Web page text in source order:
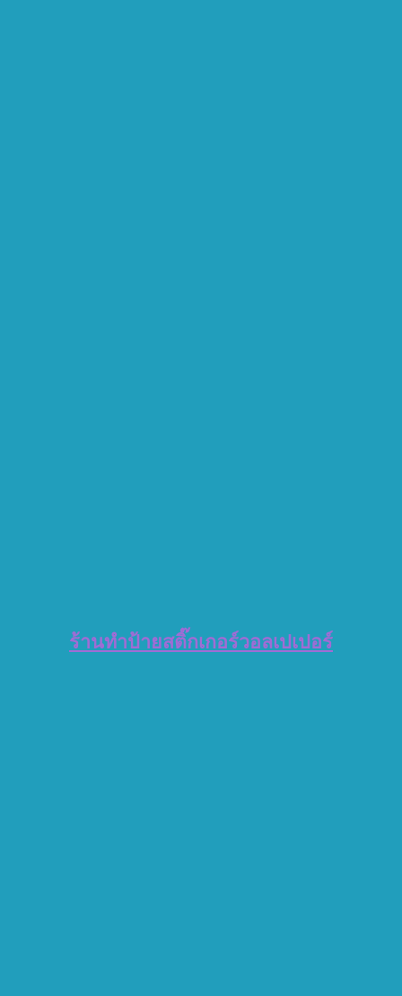
ร้านทำป้ายสติ๊กเกอร์วอลเปเปอร์